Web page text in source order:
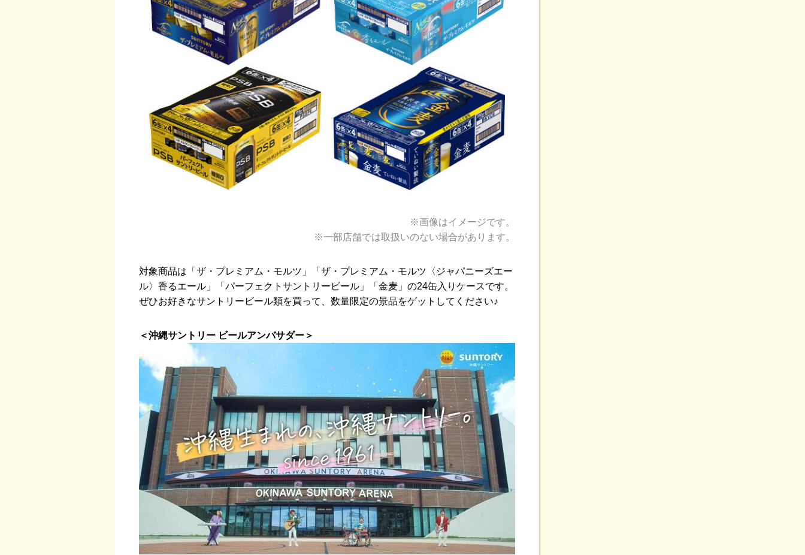
※画像はイメージです。
※一部店舗では取扱いのない場合があります。
対象商品は「ザ・プレミアム・モルツ」「ザ・プレミアム・モルツ〈ジャパニーズエー
ル〉香るエール」「パーフェクトサントリービール」「金麦」の24缶入りケースです。
ぜひお好きなサントリービール類を買って、数量限定の景品をゲットしてください♪
＜沖縄サントリー ビールアンバサダー＞